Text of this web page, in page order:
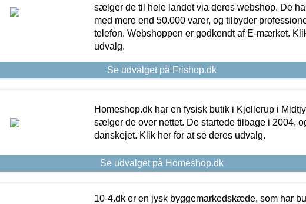
sælger de til hele landet via deres webshop. De
med mere end 50.000 varer, og tilbyder
telefon. Webshoppen er godkendt af E-mærket.
udvalg.
Se udvalget på Frishop.dk
Homeshop.dk har en fysisk butik i Kjellerup i
sælger de over nettet. De startede tilbage i 2004,
danskejet. Klik her for at se deres udvalg.
Se udvalget på Homeshop.dk
10-4.dk er en jysk byggemarkedskæde, som har